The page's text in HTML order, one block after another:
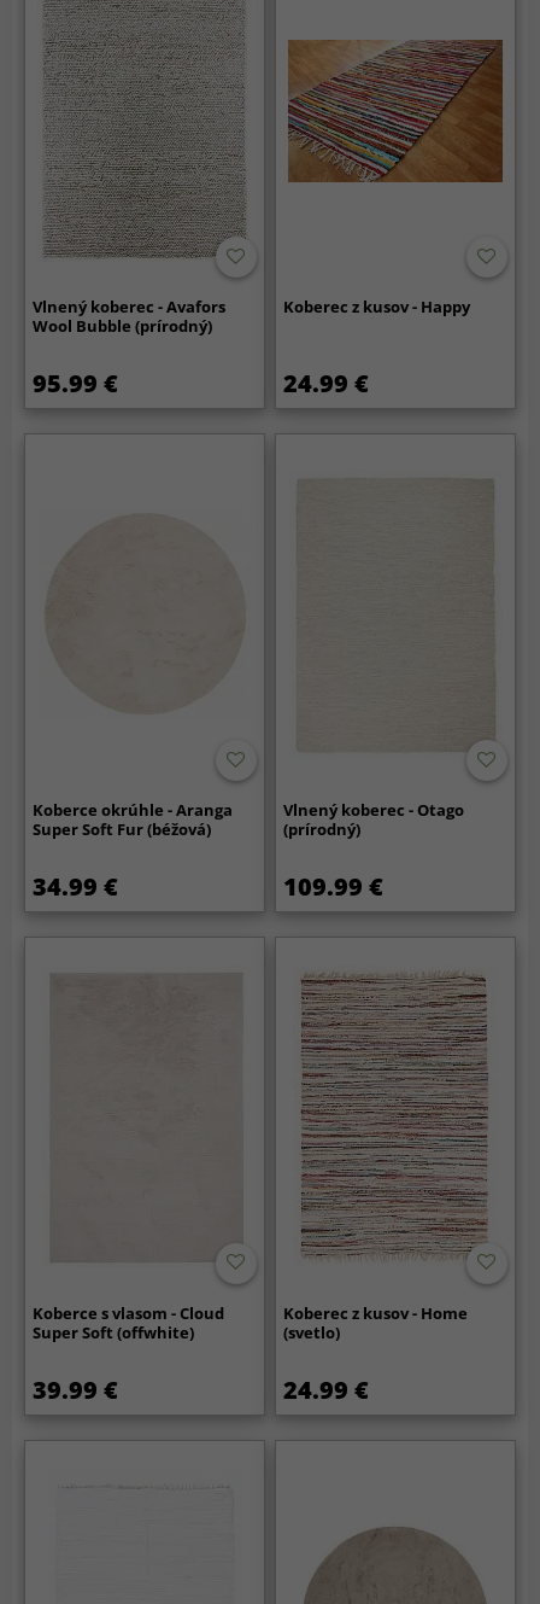
Vlnený koberec - Avafors
Wool Bubble (prírodný)
95.99 €
Koberec z kusov - Happy
24.99 €
Koberce okrúhle - Aranga
Super Soft Fur (béžová)
34.99 €
Vlnený koberec - Otago
(prírodný)
109.99 €
Koberce s vlasom - Cloud
Super Soft (offwhite)
39.99 €
Koberec z kusov - Home
(svetlo)
24.99 €